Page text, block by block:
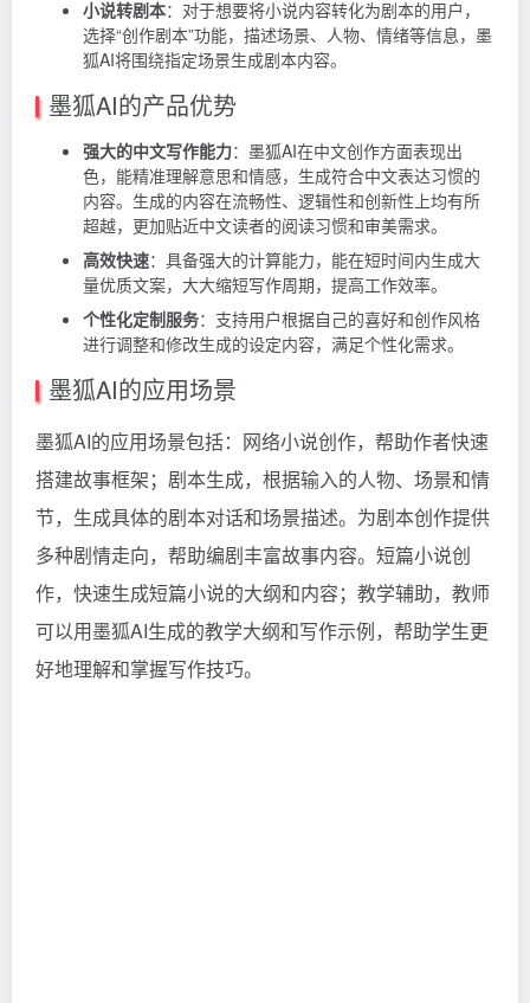
小说转剧本：对于想要将小说内容转化为剧本的用户，
选择“创作剧本”功能，描述场景、人物、情绪等信息，墨
狐AI将围绕指定场景生成剧本内容。
墨狐AI的产品优势
强大的中文写作能力：墨狐AI在中文创作方面表现出
色，能精准理解意思和情感，生成符合中文表达习惯的
内容。生成的内容在流畅性、逻辑性和创新性上均有所
超越，更加贴近中文读者的阅读习惯和审美需求。
高效快速：具备强大的计算能力，能在短时间内生成大
量优质文案，大大缩短写作周期，提高工作效率。
个性化定制服务：支持用户根据自己的喜好和创作风格
进行调整和修改生成的设定内容，满足个性化需求。
墨狐AI的应用场景
墨狐AI的应用场景包括：网络小说创作，帮助作者快速
搭建故事框架；剧本生成，根据输入的人物、场景和情
节，生成具体的剧本对话和场景描述。为剧本创作提供
多种剧情走向，帮助编剧丰富故事内容。短篇小说创
作，快速生成短篇小说的大纲和内容；教学辅助，教师
可以用墨狐AI生成的教学大纲和写作示例，帮助学生更
好地理解和掌握写作技巧。